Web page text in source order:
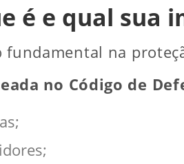
é e qual sua
fundamental na
no Código de